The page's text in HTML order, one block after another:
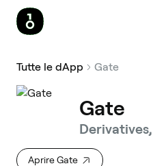
Tutte le dApp Gate
Gate
Aprire Gate